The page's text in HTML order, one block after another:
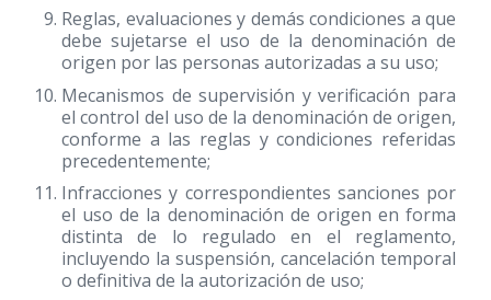
Reglas, evaluaciones y demás condiciones a que
debe sujetarse el uso de la denominación de
origen por las personas autorizadas a su uso;
Mecanismos de supervisión y verificación para
el control del uso de la denominación de origen,
conforme a las reglas y condiciones referidas
precedentemente;
Infracciones y correspondientes sanciones por
el uso de la denominación de origen en forma
distinta de lo regulado en el reglamento,
incluyendo la suspensión, cancelación temporal
o definitiva de la autorización de uso;